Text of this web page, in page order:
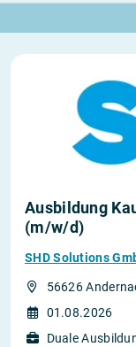
Ausbildung
(m/w/d)
SHD Solutions
56626
01.08.2026
Duale